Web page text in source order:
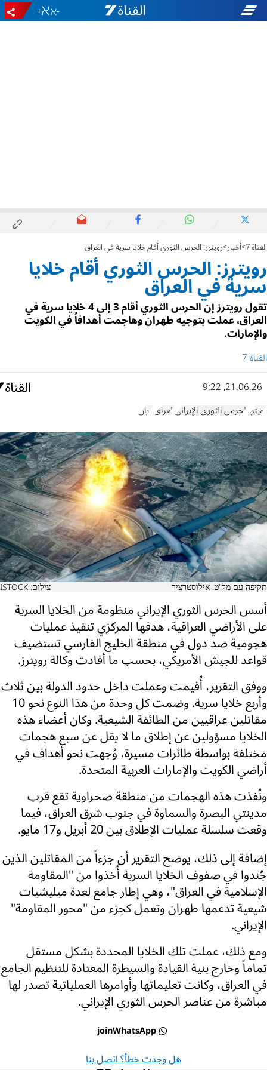
-
+
القناة 7 أخبار رويترز: الحرس الثوري أقام خلايا سرية في العراق
رويترز: الحرس الثوري أقام خلايا
سرية في العراق
تقول رويترز إن الحرس الثوري أقام 3 إلى 4 خلايا سرية في
العراق، عملت بتوجيه طهران وهاجمت أهدافاً في الكويت
والإمارات.
القناة 7
21.06.26, 9:22
رويترزالحرس الثوري الإيرانيالعراق إيران
תקיפה עם מל"ט. אילוסטרציה צילום: ISTOCK
أسس الحرس الثوري الإيراني منظومة من الخلايا السرية
على الأراضي العراقية، هدفها المركزي تنفيذ عمليات
هجومية ضد دول في منطقة الخليج الفارسي تستضيف
قواعد للجيش الأمريكي، بحسب ما أفادت وكالة رويترز.
ووفق التقرير، أُقيمت وعملت داخل حدود الدولة بين ثلاث
وأربع خلايا سرية. وضمت كل وحدة من هذا النوع نحو 10
مقاتلين عراقيين من الطائفة الشيعية. وكان أعضاء هذه
الخلايا مسؤولين عن إطلاق ما لا يقل عن سبع هجمات
مختلفة بواسطة طائرات مسيرة، وُجهت نحو أهداف في
أراضي الكويت والإمارات العربية المتحدة.
ونُفذت هذه الهجمات من منطقة صحراوية تقع قرب
مدينتي البصرة والسماوة في جنوب شرق العراق، فيما
وقعت سلسلة عمليات الإطلاق بين 20 أبريل و17 مايو.
إضافة إلى ذلك، يوضح التقرير أن جزءاً من المقاتلين الذين
جُندوا في صفوف الخلايا السرية أُخذوا من "المقاومة
الإسلامية في العراق"، وهي إطار جامع لعدة ميليشيات
شيعية تدعمها طهران وتعمل كجزء من "محور المقاومة"
الإيراني.
ومع ذلك، عملت تلك الخلايا المحددة بشكل مستقل
تماماً وخارج بنية القيادة والسيطرة المعتادة للتنظيم الجامع
في العراق، وكانت تعليماتها وأوامرها العملياتية تصدر لها
مباشرة من عناصر الحرس الثوري الإيراني.
joinWhatsApp
هل وجدت خطأ؟ اتصل بنا